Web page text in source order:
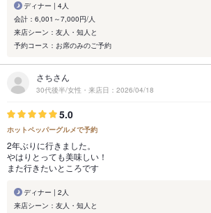
ディナー | 4人
会計：6,001～7,000円/人
来店シーン：友人・知人と
予約コース：お席のみのご予約
さちさん
30代後半/女性・来店日：2026/04/18
5.0
ホットペッパーグルメで予約
2年ぶりに行きました。
やはりとっても美味しい！
また行きたいところです
ディナー | 2人
来店シーン：友人・知人と